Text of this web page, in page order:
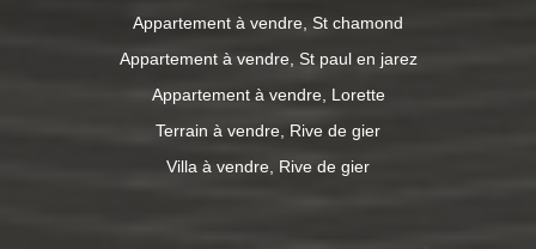
Appartement à vendre, St chamond
Appartement à vendre, St paul en jarez
Appartement à vendre, Lorette
Terrain à vendre, Rive de gier
Villa à vendre, Rive de gier